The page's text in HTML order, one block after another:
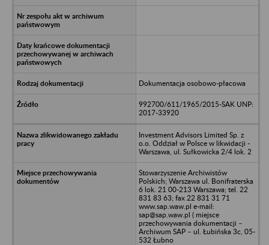
Dokumentacja osobowo-płacowa
992700/611/1965/2015-SAK UNP:
2017-33920
Investment Advisors Limited Sp. z
o.o. Oddział w Polsce w likwidacji -
Warszawa, ul. Sułkowicka 2/4 lok. 2
Stowarzyszenie Archiwistów
Polskich; Warszawa ul. Bonifraterska
6 lok. 21 00-213 Warszawa; tel. 22
831 83 63; fax 22 831 31 71
www.sap.waw.pl e-mail:
sap@sap.waw.pl ( miejsce
przechowywania dokumentacji –
Archiwum SAP – ul. Łubińska 3c, 05-
532 Łubno